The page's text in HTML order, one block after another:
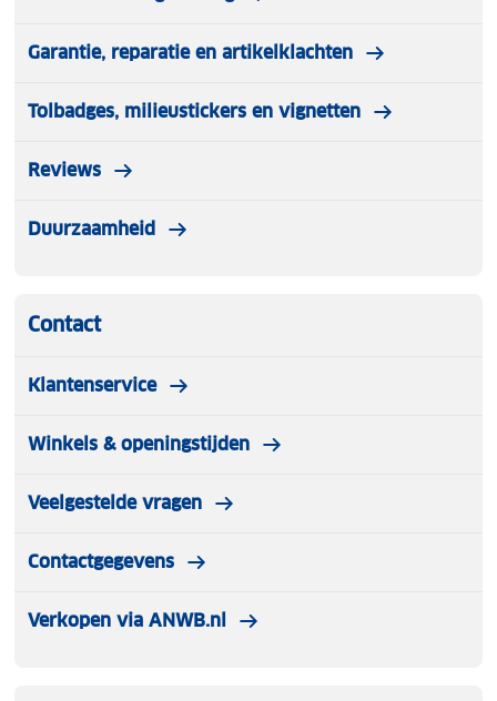
Hoofdomtrek (cm): 52-56 (S), 56-58 (M), 58-61 (L)
Garantie, reparatie en artikelklachten
Tolbadges, milieustickers en vignetten
Reviews
Duurzaamheid
Contact
Klantenservice
Winkels & openingstijden
Veelgestelde vragen
Contactgegevens
Verkopen via ANWB.nl